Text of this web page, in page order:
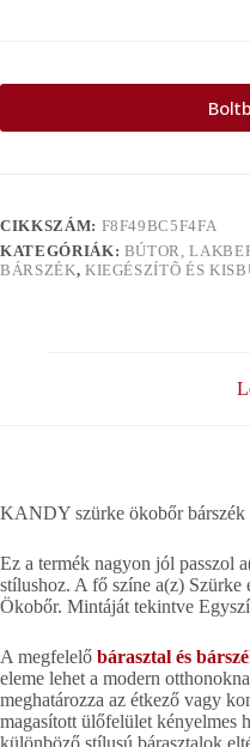
CIKKSZÁM: F8F49BC5F4FA
KATEGÓRIÁK: BÚTOR,
BÁRSZÉK, KIEGÉSZÍTÕ ÉS
KANDY szürke ökobőr bárszék
Ez a termék nagyon jól passzol
stílushoz. A fő színe a(z) Szürke
Ökobőr. Mintáját tekintve
A megfelelő bárasztal és
eleme lehet a modern
meghatározza az étkező vagy
magasított ülőfelület kényelmes
különböző stílusú bárasztalok